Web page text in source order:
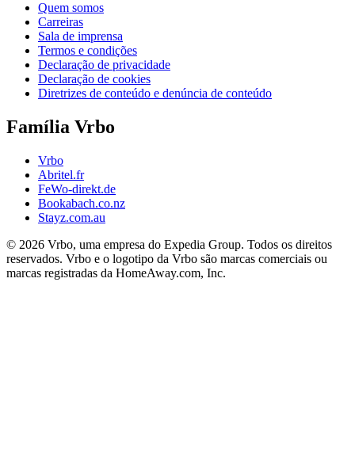
Quem somos
Carreiras
Sala de imprensa
Termos e condições
Declaração de privacidade
Declaração de cookies
Diretrizes de conteúdo e denúncia de conteúdo
Família Vrbo
Vrbo
Abritel.fr
FeWo-direkt.de
Bookabach.co.nz
Stayz.com.au
© 2026 Vrbo, uma empresa do Expedia Group. Todos os direitos
reservados. Vrbo e o logotipo da Vrbo são marcas comerciais ou
marcas registradas da HomeAway.com, Inc.